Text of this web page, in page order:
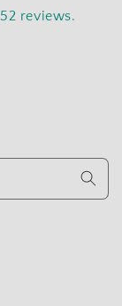
reviews.